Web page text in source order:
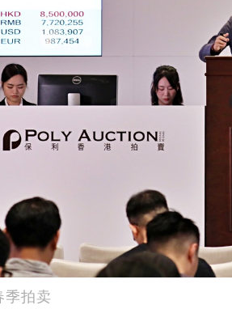
拍卖